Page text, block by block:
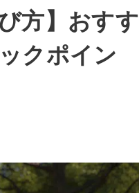
方】おすす
クポイン